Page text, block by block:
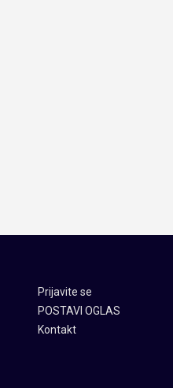
Prijavite se
POSTAVI OGLAS
Kontakt